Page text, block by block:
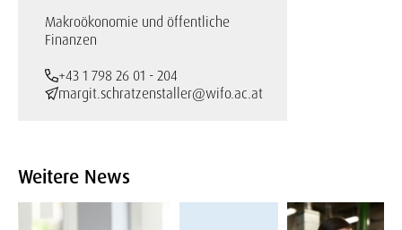
Makroökonomie und öffentliche
Finanzen
+43 1 798 26 01 - 204
margit.schratzenstaller@wifo.ac.at
Weitere News